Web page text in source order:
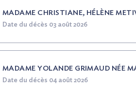
MADAME CHRISTIANE, HÉLÈNE
Date du décès 03 août 2026
MADAME YOLANDE GRIMAUD NÉE
Date du décès 04 août 2026